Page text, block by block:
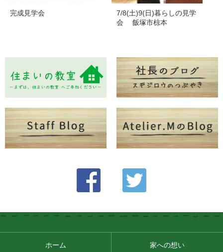
完成見学会
7/8(土)9(日)暮らしの見学
会 飯塚市椋本
ホーム 家への想い